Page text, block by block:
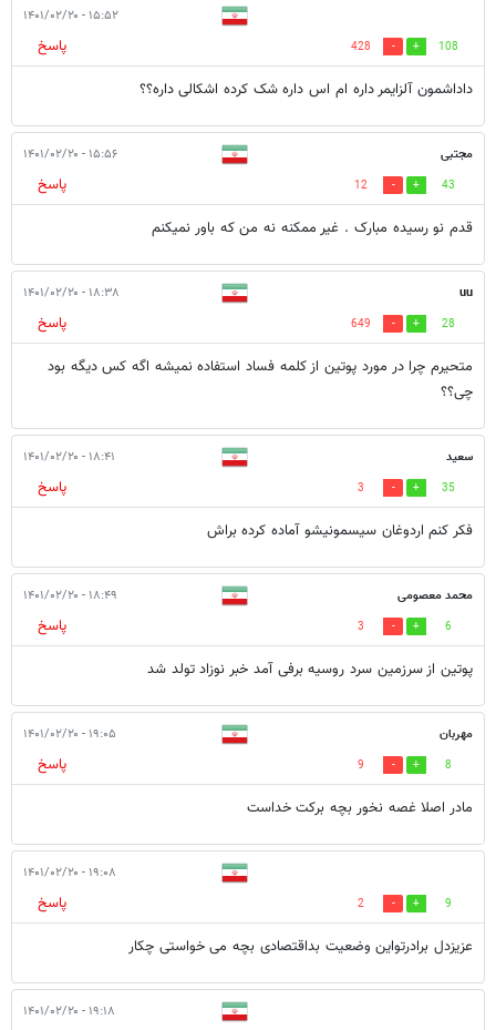
۱۵:۵۲ - ۱۴۰۱/۰۲/۲۰
108
428
پاسخ
داداشمون آلزایمر داره ام اس داره شک کرده اشکالی داره؟؟
مجتبی ۱۵:۵۶ - ۱۴۰۱/۰۲/۲۰
43
12
پاسخ
قدم نو رسیده مبارک . غیر ممکنه نه من که باور نمیکنم
uu ۱۸:۳۸ - ۱۴۰۱/۰۲/۲۰
28
649
پاسخ
متحیرم چرا در مورد پوتین از کلمه فساد استفاده نمیشه اگه کس دیگه بود
چی؟؟
سعید ۱۸:۴۱ - ۱۴۰۱/۰۲/۲۰
35
3
پاسخ
فکر کنم اردوغان سیسمونیشو آماده کرده براش
محمد معصومی ۱۸:۴۹ - ۱۴۰۱/۰۲/۲۰
6
3
پاسخ
پوتین از سرزمین سرد روسیه برفی آمد خبر نوزاد تولد شد
مهربان ۱۹:۰۵ - ۱۴۰۱/۰۲/۲۰
8
9
پاسخ
مادر اصلا غصه نخور بچه برکت خداست
۱۹:۰۸ - ۱۴۰۱/۰۲/۲۰
9
2
پاسخ
عزیزدل برادرتواین وضعیت بداقتصادی بچه می خواستی چکار
۱۹:۱۸ - ۱۴۰۱/۰۲/۲۰